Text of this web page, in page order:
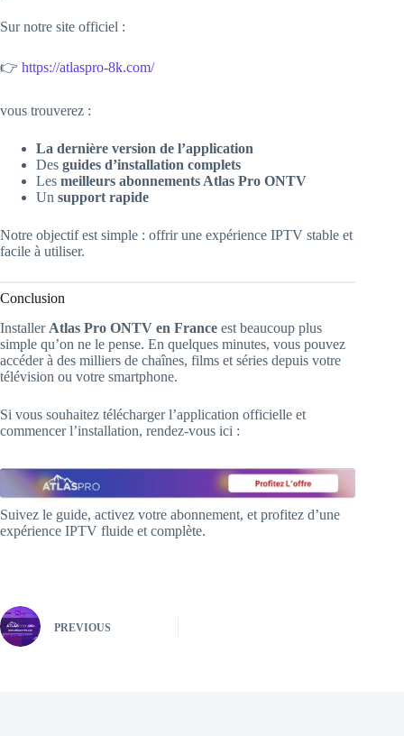
Sur notre site officiel :
👉 https://atlaspro-8k.com/
vous trouverez :
La dernière version de l’application
Des guides d’installation complets
Les meilleurs abonnements Atlas Pro ONTV
Un support rapide
Notre objectif est simple : offrir une expérience IPTV stable et
facile à utiliser.
Conclusion
Installer Atlas Pro ONTV en France est beaucoup plus
simple qu’on ne le pense. En quelques minutes, vous pouvez
accéder à des milliers de chaînes, films et séries depuis votre
télévision ou votre smartphone.
Si vous souhaitez télécharger l’application officielle et
commencer l’installation, rendez-vous ici :
Suivez le guide, activez votre abonnement, et profitez d’une
expérience IPTV fluide et complète.
PREVIOUS